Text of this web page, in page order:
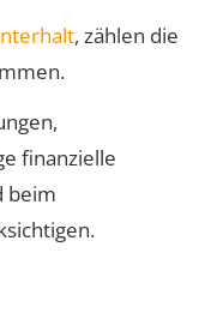
, zählen die
finanzielle
beim